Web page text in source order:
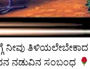
ನೀವು ತಿಳಿಯಲೇಬೇಕಾದ
ನಡುವಿನ ಸಂಬಂಧ